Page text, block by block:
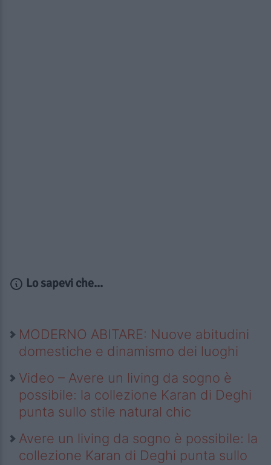
Lo sapevi che...
MODERNO ABITARE: Nuove abitudini
domestiche e dinamismo dei luoghi
Video – Avere un living da sogno è
possibile: la collezione Karan di Deghi
punta sullo stile natural chic
Avere un living da sogno è possibile: la
collezione Karan di Deghi punta sullo